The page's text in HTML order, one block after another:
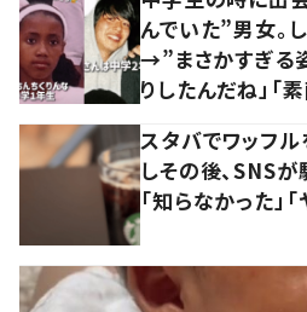
んでいた”男女。
→”まさかすぎる
りしたんだね」「
スタバでワッフ
しその後、SNS
「知らなかった」